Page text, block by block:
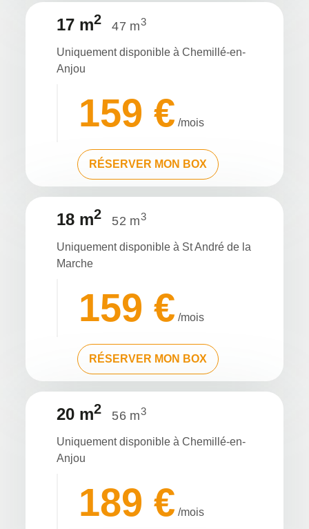
17 m2 47 m3
Uniquement disponible à Chemillé-en-
Anjou
159 € /mois
RÉSERVER MON BOX
18 m2 52 m3
Uniquement disponible à St André de la
Marche
159 € /mois
RÉSERVER MON BOX
20 m2 56 m3
Uniquement disponible à Chemillé-en-
Anjou
189 € /mois